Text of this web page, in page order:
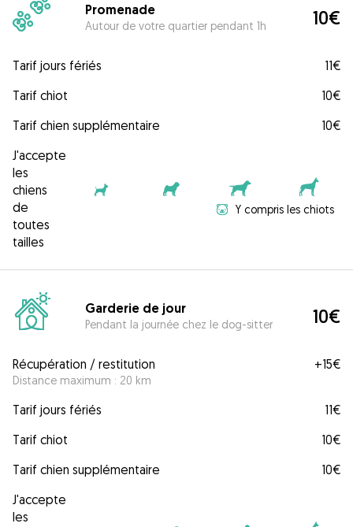
Promenade
Autour de votre quartier pendant 1h 10€
Tarif jours fériés
11€
Tarif chiot
10€
Tarif chien supplémentaire
10€
J'accepte
les
chiens
de
toutes
tailles
Y compris les chiots
Garderie de jour
Pendant la journée chez le dog-sitter 10€
Récupération / restitution
Distance maximum : 20 km
+15€
Tarif jours fériés
11€
Tarif chiot
10€
Tarif chien supplémentaire
10€
J'accepte
les